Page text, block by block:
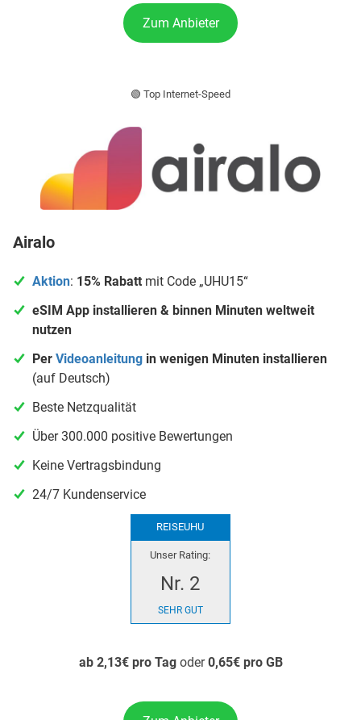
Zum Anbieter
🟢 Top Internet-Speed
Airalo
Aktion: 15% Rabatt mit Code „UHU15“
eSIM App installieren & binnen Minuten weltweit
nutzen
Per Videoanleitung in wenigen Minuten installieren
(auf Deutsch)
Beste Netzqualität
Über 300.000 positive Bewertungen
Keine Vertragsbindung
24/7 Kundenservice
REISEUHU
Unser Rating:
Nr. 2
SEHR GUT
ab 2,13€ pro Tag oder0,65€ pro GB